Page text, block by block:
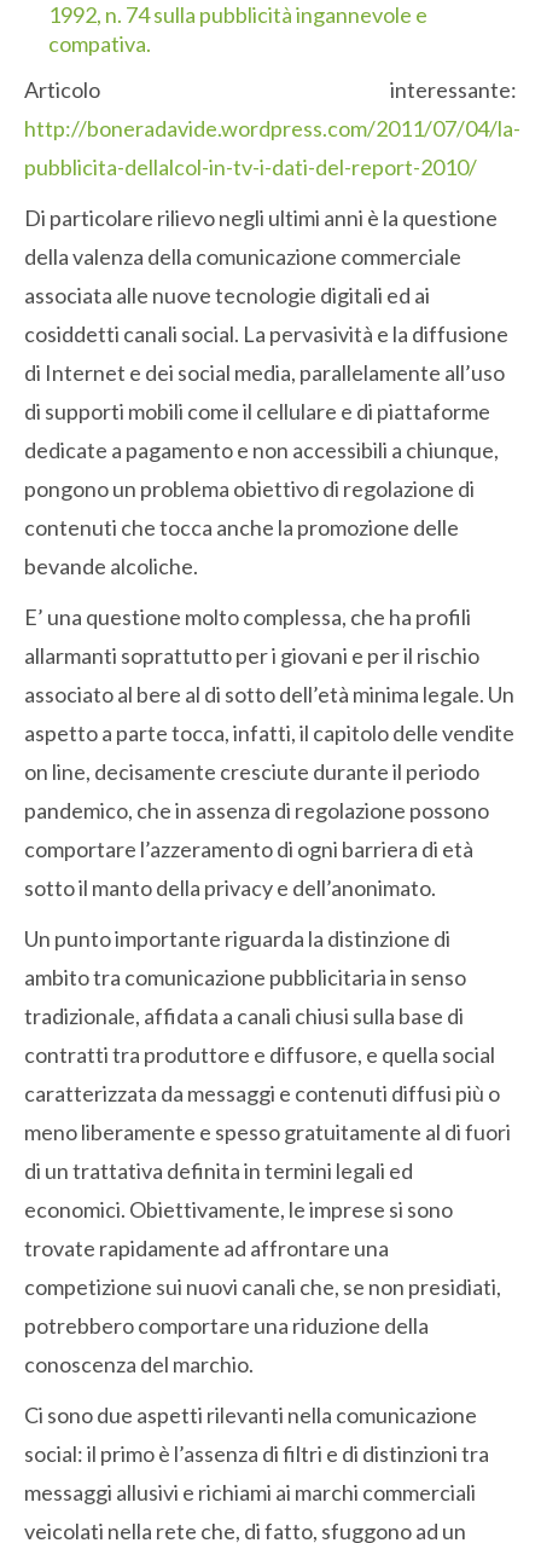
1992, n. 74 sulla pubblicità ingannevole e
compativa.
Articolo interessante:
http://boneradavide.wordpress.com/2011/07/04/la-
pubblicita-dellalcol-in-tv-i-dati-del-report-2010/
Di particolare rilievo negli ultimi anni è la questione
della valenza della comunicazione commerciale
associata alle nuove tecnologie digitali ed ai
cosiddetti canali social. La pervasività e la diffusione
di Internet e dei social media, parallelamente all’uso
di supporti mobili come il cellulare e di piattaforme
dedicate a pagamento e non accessibili a chiunque,
pongono un problema obiettivo di regolazione di
contenuti che tocca anche la promozione delle
bevande alcoliche.
E’ una questione molto complessa, che ha profili
allarmanti soprattutto per i giovani e per il rischio
associato al bere al di sotto dell’età minima legale. Un
aspetto a parte tocca, infatti, il capitolo delle vendite
on line, decisamente cresciute durante il periodo
pandemico, che in assenza di regolazione possono
comportare l’azzeramento di ogni barriera di età
sotto il manto della privacy e dell’anonimato.
Un punto importante riguarda la distinzione di
ambito tra comunicazione pubblicitaria in senso
tradizionale, affidata a canali chiusi sulla base di
contratti tra produttore e diffusore, e quella social
caratterizzata da messaggi e contenuti diffusi più o
meno liberamente e spesso gratuitamente al di fuori
di un trattativa definita in termini legali ed
economici. Obiettivamente, le imprese si sono
trovate rapidamente ad affrontare una
competizione sui nuovi canali che, se non presidiati,
potrebbero comportare una riduzione della
conoscenza del marchio.
Ci sono due aspetti rilevanti nella comunicazione
social: il primo è l’assenza di filtri e di distinzioni tra
messaggi allusivi e richiami ai marchi commerciali
veicolati nella rete che, di fatto, sfuggono ad un